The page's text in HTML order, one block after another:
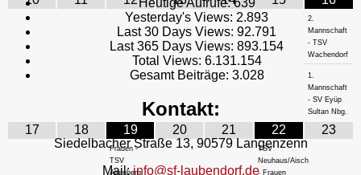
2.
Mannschaft
- TSV
Wachendorf
1.
Mannschaft
- SV Eyüp
Sultan Nbg.
17 18 19
Frauen -
TSV
Altenberg
20 21 22
TSV
Neuhaus/Aisch
- Frauen
23
Yesterday's Views: 2.893
Last 30 Days Views: 92.791
Last 365 Days Views: 893.154
Total Views: 6.131.154
Gesamt Beiträge: 3.028
Kontakt:
Siedelbacher Straße 13, 90579 Langenzenn
Mail:info@sf-laubendorf.de